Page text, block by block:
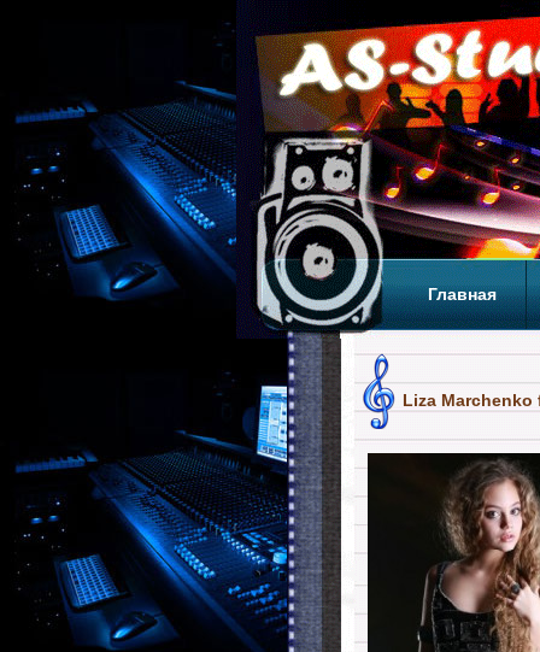
Главная
Liza